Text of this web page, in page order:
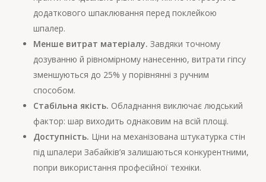
додаткового шпаклювання перед поклейкою
шпалер.
Менше витрат матеріалу. Завдяки точному
дозуванню й рівномірному нанесенню, витрати гіпсу
зменшуються до 25% у порівнянні з ручним
способом.
Стабільна якість. Обладнання виключає людський
фактор: шар виходить однаковим на всій площі.
Доступність. Ціни на механізована штукатурка стін
під шпалери Забайків’я залишаються конкурентними,
попри використання професійної техніки.